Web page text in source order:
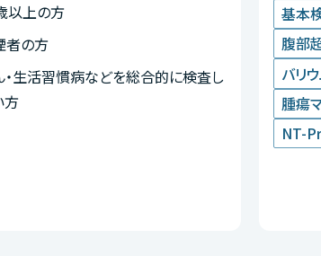
以上の方
者の方
・生活習慣病などを総合的に検査し
方
基本
腹部
バリ
腫瘍
NT-